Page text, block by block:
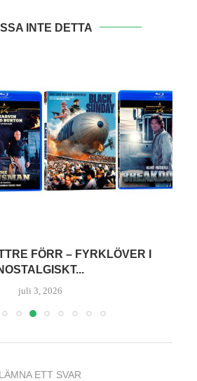
INTE DETTA
FÖRR – FYRKLÖVER I
juli 3, 2026
LÄMNA ETT SVAR